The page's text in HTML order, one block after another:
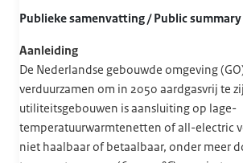
Publieke samenvatting / Public summary
Aanleiding
De Nederlandse gebouwde omgeving
verduurzamen om in 2050 aardgasvrij te
utiliteitsgebouwen is aansluiting op lage-
temperatuurwarmtenetten of all-electric
niet haalbaar of betaalbaar, onder meer